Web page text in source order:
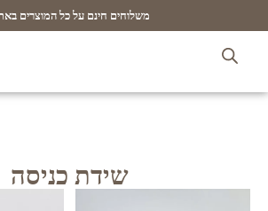
משלוחים חינם על כל המוצרים
שידת כניסה